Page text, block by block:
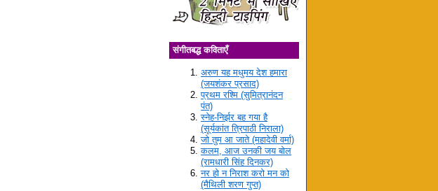
संगीतबद्ध कविताएँ
अरुण यह मधुमय देश हमारा
(जयशंकर प्रसाद)
प्रथम रश्मि (सुमित्रानंदन
पंत)
स्नेह-निर्झर बह गया है
(सूर्यकांत त्रिपाठी निराला)
जो तुम आ जाते (महादेवी वर्मा)
कलम, आज उनकी जय बोल
(रामधारी सिंह दिनकर)
नर हो न निराश करो मन को
(मैथिली शरण गुप्त)